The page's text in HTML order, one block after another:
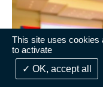
This site uses cookies
to activate
OK, accept all